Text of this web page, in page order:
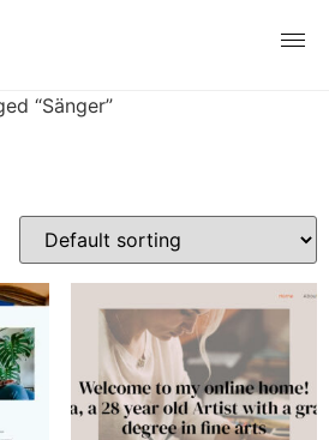
“Sänger”